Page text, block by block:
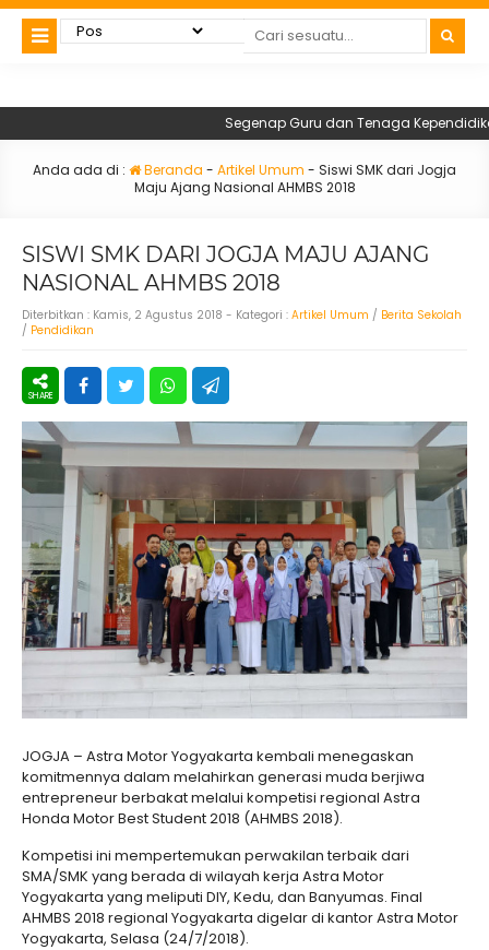
Segenap Guru dan Tenaga
Anda ada di : Beranda - Artikel Umum - Siswi SMK dari Jogja
Maju Ajang Nasional AHMBS 2018
SISWI SMK DARI JOGJA MAJU AJANG
NASIONAL AHMBS 2018
Diterbitkan : Kamis, 2 Agustus 2018 - Kategori : Artikel Umum / Berita Sekolah
/ Pendidikan
JOGJA – Astra Motor Yogyakarta kembali menegaskan
komitmennya dalam melahirkan generasi muda berjiwa
entrepreneur berbakat melalui kompetisi regional Astra
Honda Motor Best Student 2018 (AHMBS 2018).
Kompetisi ini mempertemukan perwakilan terbaik dari
SMA/SMK yang berada di wilayah kerja Astra Motor
Yogyakarta yang meliputi DIY, Kedu, dan Banyumas. Final
AHMBS 2018 regional Yogyakarta digelar di kantor Astra Motor
Yogyakarta, Selasa (24/7/2018).